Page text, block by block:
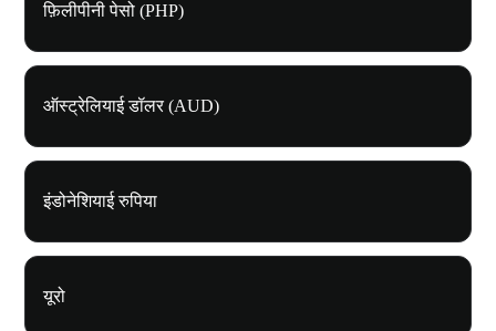
फ़िलीपीनी पेसो (PHP)
ऑस्ट्रेलियाई डॉलर (AUD)
इंडोनेशियाई रुपिया
यूरो